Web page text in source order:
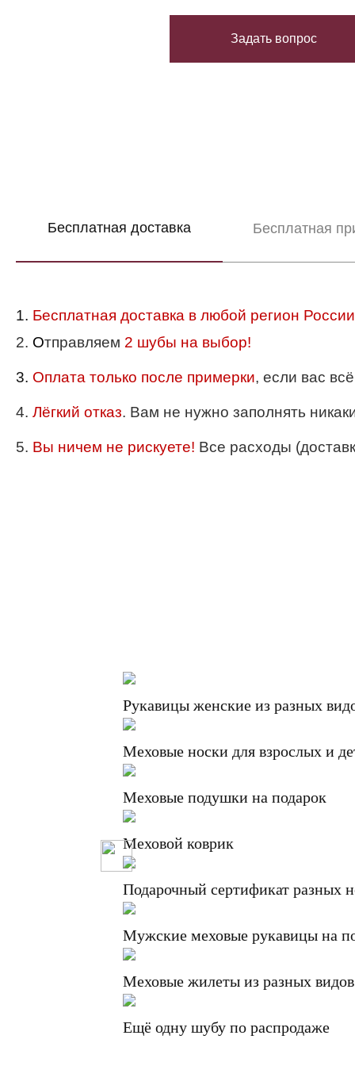
Задать вопрос
Бесплатная доставка Бесплатная
1. Бесплатная доставка в любой регион
2. Отправляем 2 шубы на выбор!
3. Оплата только после примерки, если вас
4. Лёгкий отказ. Вам не нужно заполнять
5. Вы ничем не рискуете! Все расходы
Рукавицы женские из разных
Меховые носки для взрослых и
Меховые подушки на подарок
Меховой коврик
Подарочный сертификат разных
Мужские меховые рукавицы на
Меховые жилеты из разных
Ещё одну шубу по распродаже